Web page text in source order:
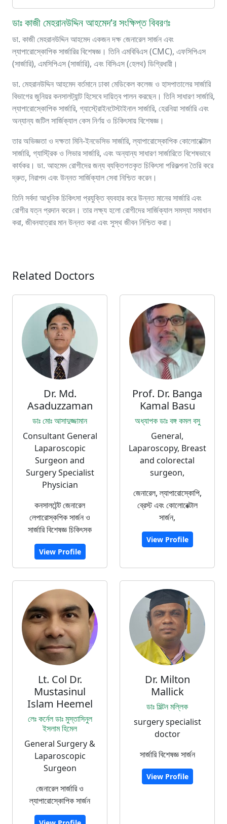
ডাঃ কাজী মেহরানউদ্দিন আহমেদ’র সংক্ষিপ্ত বিবরণঃ
ডা. কাজী মেহরানউদ্দিন আহমেদ একজন দক্ষ জেনারেল সার্জন এবং
ল্যাপারোস্কোপিক সার্জারির বিশেষজ্ঞ। তিনি এমবিবিএস (CMC), এফসিপিএস
(সার্জারি), এমসিপিএস (সার্জারি), এবং বিসিএস (হেলথ) ডিগ্রিধারী।
ডা. মেহরানউদ্দিন আহমেদ বর্তমানে ঢাকা মেডিকেল কলেজ ও হাসপাতালের সার্জারি
বিভাগের জুনিয়র কনসালট্যান্ট হিসেবে দায়িত্ব পালন করছেন। তিনি সাধারণ সার্জারি,
ল্যাপারোস্কোপিক সার্জারি, গ্যাস্ট্রোইনটেস্টাইনাল সার্জারি, হেরনিয়া সার্জারি এবং
অন্যান্য জটিল সার্জিক্যাল কেস নির্ণয় ও চিকিৎসায় বিশেষজ্ঞ।
তার অভিজ্ঞতা ও দক্ষতা মিনি-ইনভেসিভ সার্জারি, ল্যাপারোস্কোপিক কোলোরেক্টাল
সার্জারি, গ্যাস্ট্রিক ও লিভার সার্জারি, এবং অন্যান্য সাধারণ সার্জারিতে বিশেষভাবে
কার্যকর। ডা. আহমেদ রোগীদের জন্য ব্যক্তিগতকৃত চিকিৎসা পরিকল্পনা তৈরি করে
দ্রুত, নিরাপদ এবং উন্নত সার্জিক্যাল সেবা নিশ্চিত করেন।
তিনি সর্বদা আধুনিক চিকিৎসা প্রযুক্তি ব্যবহার করে উন্নত মানের সার্জারি এবং
রোগীর যত্ন প্রদান করেন। তার লক্ষ্য হলো রোগীদের সার্জিক্যাল সমস্যা সমাধান
করা, জীবনযাত্রার মান উন্নত করা এবং সুস্থ জীবন নিশ্চিত করা।
Related Doctors
Dr. Md.
Asaduzzaman
ডাঃ মোঃ আসাদুজ্জামান
Consultant General
Laparoscopic
Surgeon and
Surgery Specialist
Physician
কনসালটেন্ট জেনারেল
লেপারোস্কপিক সার্জন ও
সার্জারি বিশেষজ্ঞ চিকিৎসক
View Profile
Prof. Dr. Banga
Kamal Basu
অধ্যাপক ডাঃ বঙ্গ কমল বসু
General,
Laparoscopy, Breast
and colorectal
surgeon,
জেনারেল, ল্যাপারোস্কোপি,
ব্রেস্ট এবং কোলোরেক্টাল
সার্জন,
View Profile
Lt. Col Dr.
Mustasinul
Islam Heemel
লেঃ কর্নেল ডাঃ মুস্তাসিনুল
ইসলাম হিমেল
General Surgery &
Laparoscopic
Surgeon
জেনারেল সার্জারি ও
ল্যাপারোস্কোপিক সার্জন
Dr. Milton
Mallick
ডাঃ মিল্টন মল্লিক
surgery specialist
doctor
সার্জারি বিশেষজ্ঞ সার্জন
View Profile